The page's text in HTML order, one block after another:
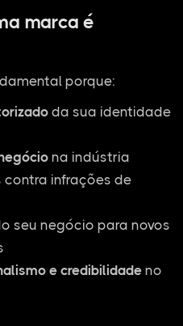
marca é
porque:
da sua identidade
na indústria
contra infrações de
seu negócio para novos
e credibilidadeno